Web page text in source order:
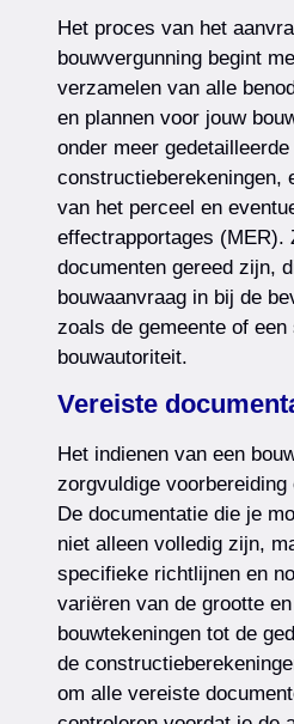
Het proces van het
bouwvergunning begint
verzamelen van alle
en plannen voor jouw
onder meer
constructieberekeningen,
van het perceel en
effectrapportages (MER).
documenten gereed zijn,
bouwaanvraag in bij de
zoals de gemeente of
bouwautoriteit.
Vereiste
Het indienen van een
zorgvuldige voorbereiding
De documentatie die je
niet alleen volledig zijn,
specifieke richtlijnen en
variëren van de grootte
bouwtekeningen tot de
de
om alle vereiste